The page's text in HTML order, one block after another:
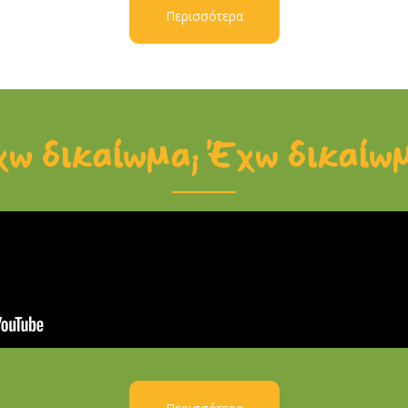
Περισσότερα
δικαίωμα; Έχω